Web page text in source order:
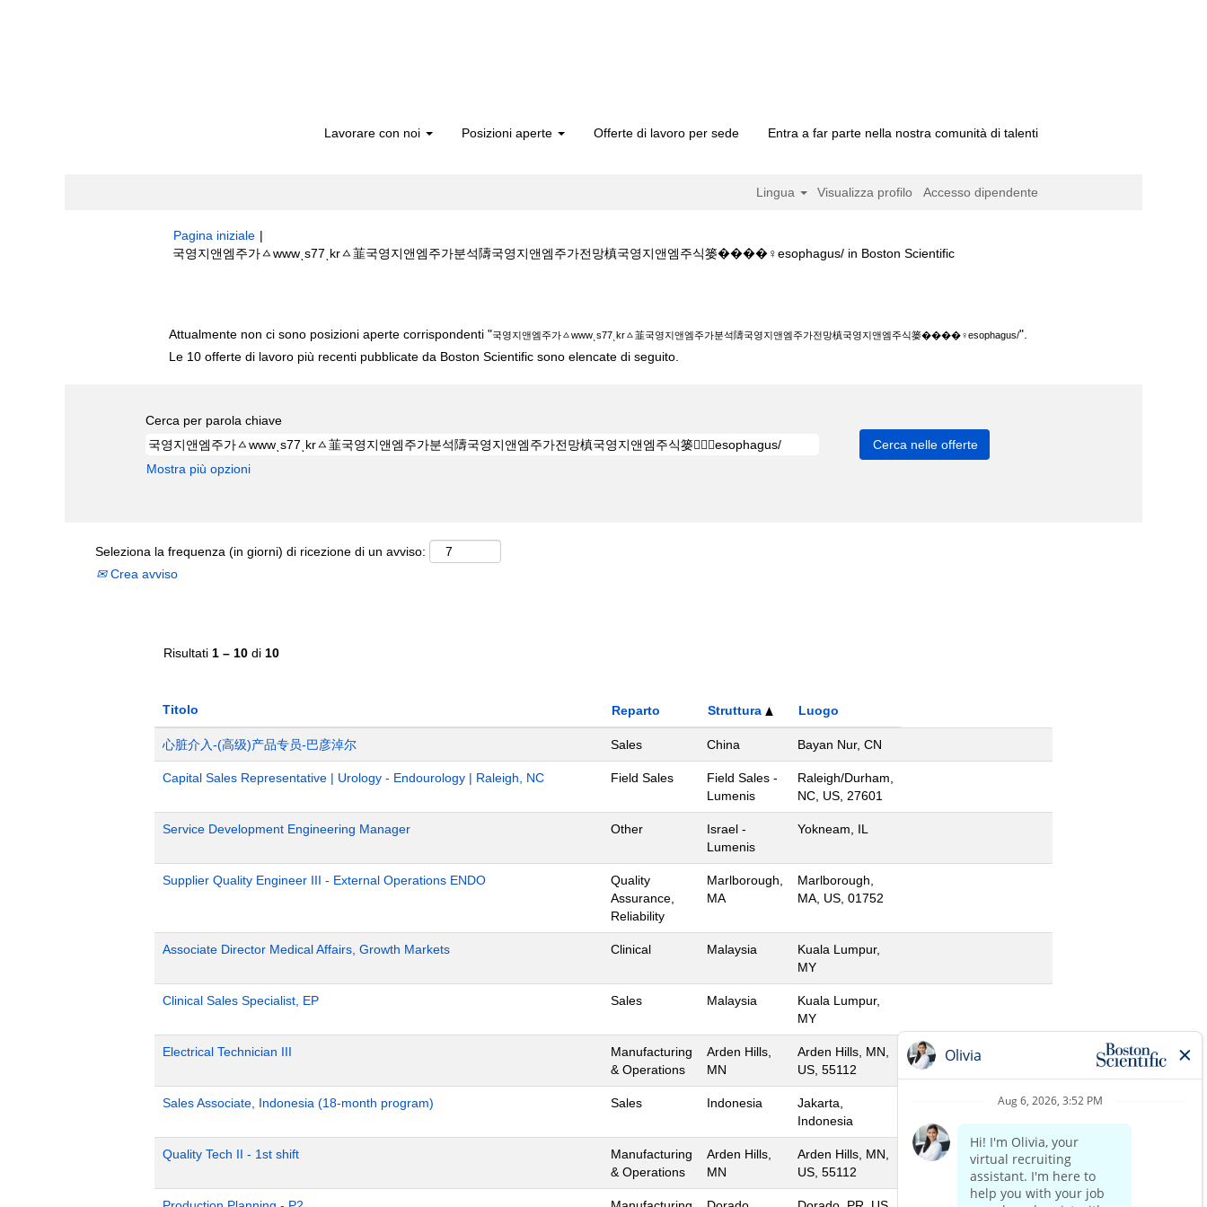
Lavorare con noi Posizioni aperte Offerte di lavoro per sede Entra a far parte nella nostra comunità di talenti
Lingua Visualizza profilo Accesso dipendente
Pagina iniziale |
국영지앤엠주가ㅿwwwͺs77ͺkrㅿ韮국영지앤엠주가분석隯국영지앤엠주가전망槙국영지앤엠주식篓����‍♀️esophagus/ in Boston Scientific(pagina
Attualmente non ci sono posizioni aperte corrispondenti "국영지앤엠주가ㅿwwwͺs77ͺkrㅿ韮국영지앤엠주가분석隯국영지앤엠주가전망槙국영지앤엠주식篓����‍♀️esophagus/".
Le 10 offerte di lavoro più recenti pubblicate da Boston Scientific sono elencate di seguito.
Cerca per parola chiave
Mostra più opzioni
Seleziona la frequenza (in giorni) di ricezione di un avviso:
Crea avviso
Risultati 1 – 10 di 10
Titolo Reparto Struttura Luogo
心脏介入-(高级)产品专员-巴彦淖尔 Sales China Bayan Nur, CN
Capital Sales Representative | Urology - Endourology | Raleigh, NC Field Sales
Field Sales -
Lumenis
Raleigh/Durham,
NC, US, 27601
Service Development Engineering Manager Other
Israel -
Lumenis
Yokneam, IL
Supplier Quality Engineer III - External Operations ENDO
Quality
Assurance,
Reliability
Marlborough,
MA
Marlborough,
MA, US, 01752
Associate Director Medical Affairs, Growth Markets Clinical Malaysia
Kuala Lumpur,
MY
Clinical Sales Specialist, EP Sales Malaysia
Kuala Lumpur,
MY
Electrical Technician III
Manufacturing
& Operations
Arden Hills,
MN
Arden Hills, MN,
US, 55112
Sales Associate, Indonesia (18-month program) Sales Indonesia
Jakarta,
Indonesia
Quality Tech II - 1st shift
Manufacturing
& Operations
Arden Hills,
MN
Arden Hills, MN,
US, 55112